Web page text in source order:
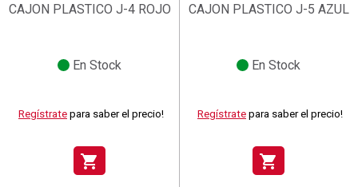
CAJON PLASTICO J-4 ROJO
En Stock
Regístrate para saber el precio!
shopping_cart
CAJON PLASTICO J-5 AZUL
En Stock
Regístrate para saber el precio!
shopping_cart